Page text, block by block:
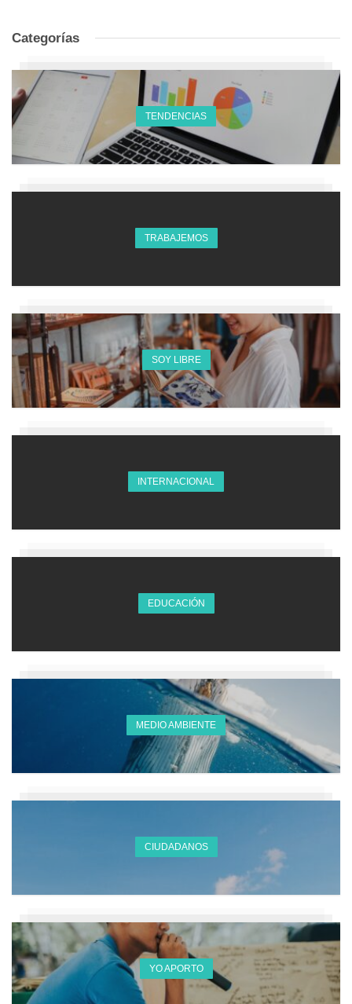
Categorías
TENDENCIAS
TRABAJEMOS
SOY LIBRE
INTERNACIONAL
EDUCACIÓN
MEDIO AMBIENTE
CIUDADANOS
YO APORTO